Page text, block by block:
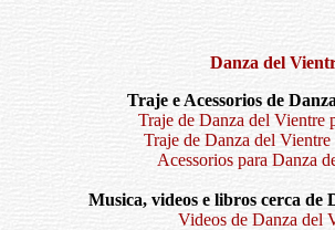
Danza del
Traje e Acessorios de
Traje de Danza del Vientre
Traje de Danza del
Acessorios para Danza
Musica, videos e libros cerca de
Videos de Danza del